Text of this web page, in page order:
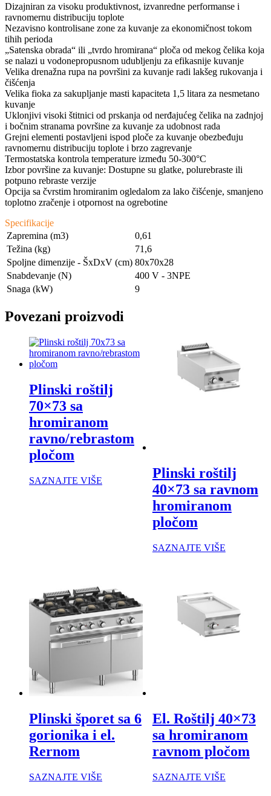
Dizajniran za visoku produktivnost, izvanredne performanse i
ravnomernu distribuciju toplote
Nezavisno kontrolisane zone za kuvanje za ekonomičnost tokom
tihih perioda
„Satenska obrada“ ili „tvrdo hromirana“ ploča od mekog čelika koja
se nalazi u vodonepropusnom udubljenju za efikasnije kuvanje
Velika drenažna rupa na površini za kuvanje radi lakšeg rukovanja i
čišćenja
Velika fioka za sakupljanje masti kapaciteta 1,5 litara za nesmetano
kuvanje
Uklonjivi visoki štitnici od prskanja od nerđajućeg čelika na zadnjoj
i bočnim stranama površine za kuvanje za udobnost rada
Grejni elementi postavljeni ispod ploče za kuvanje obezbeđuju
ravnomernu distribuciju toplote i brzo zagrevanje
Termostatska kontrola temperature između 50-300°C
Izbor površine za kuvanje: Dostupne su glatke, polurebraste ili
potpuno rebraste verzije
Opcija sa čvrstim hromiranim ogledalom za lako čišćenje, smanjeno
toplotno zračenje i otpornost na ogrebotine
Specifikacije
Zapremina (m3)
0,61
Težina (kg)
71,6
Spoljne dimenzije - ŠxDxV (cm) 80x70x28
Snabdevanje (N)
400 V - 3NPE
Snaga (kW)
9
Povezani proizvodi
Plinski roštilj
70×73 sa
hromiranom
ravno/rebrastom
pločom
SAZNAJTE VIŠE
Plinski roštilj
40×73 sa ravnom
hromiranom
pločom
SAZNAJTE VIŠE
Plinski šporet sa 6
gorionika i el.
Rernom
SAZNAJTE VIŠE
El. Roštilj 40×73
sa hromiranom
ravnom pločom
SAZNAJTE VIŠE